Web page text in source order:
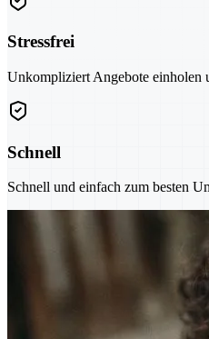
Stressfrei
Unkompliziert Angebote einholen
Schnell
Schnell und einfach zum besten